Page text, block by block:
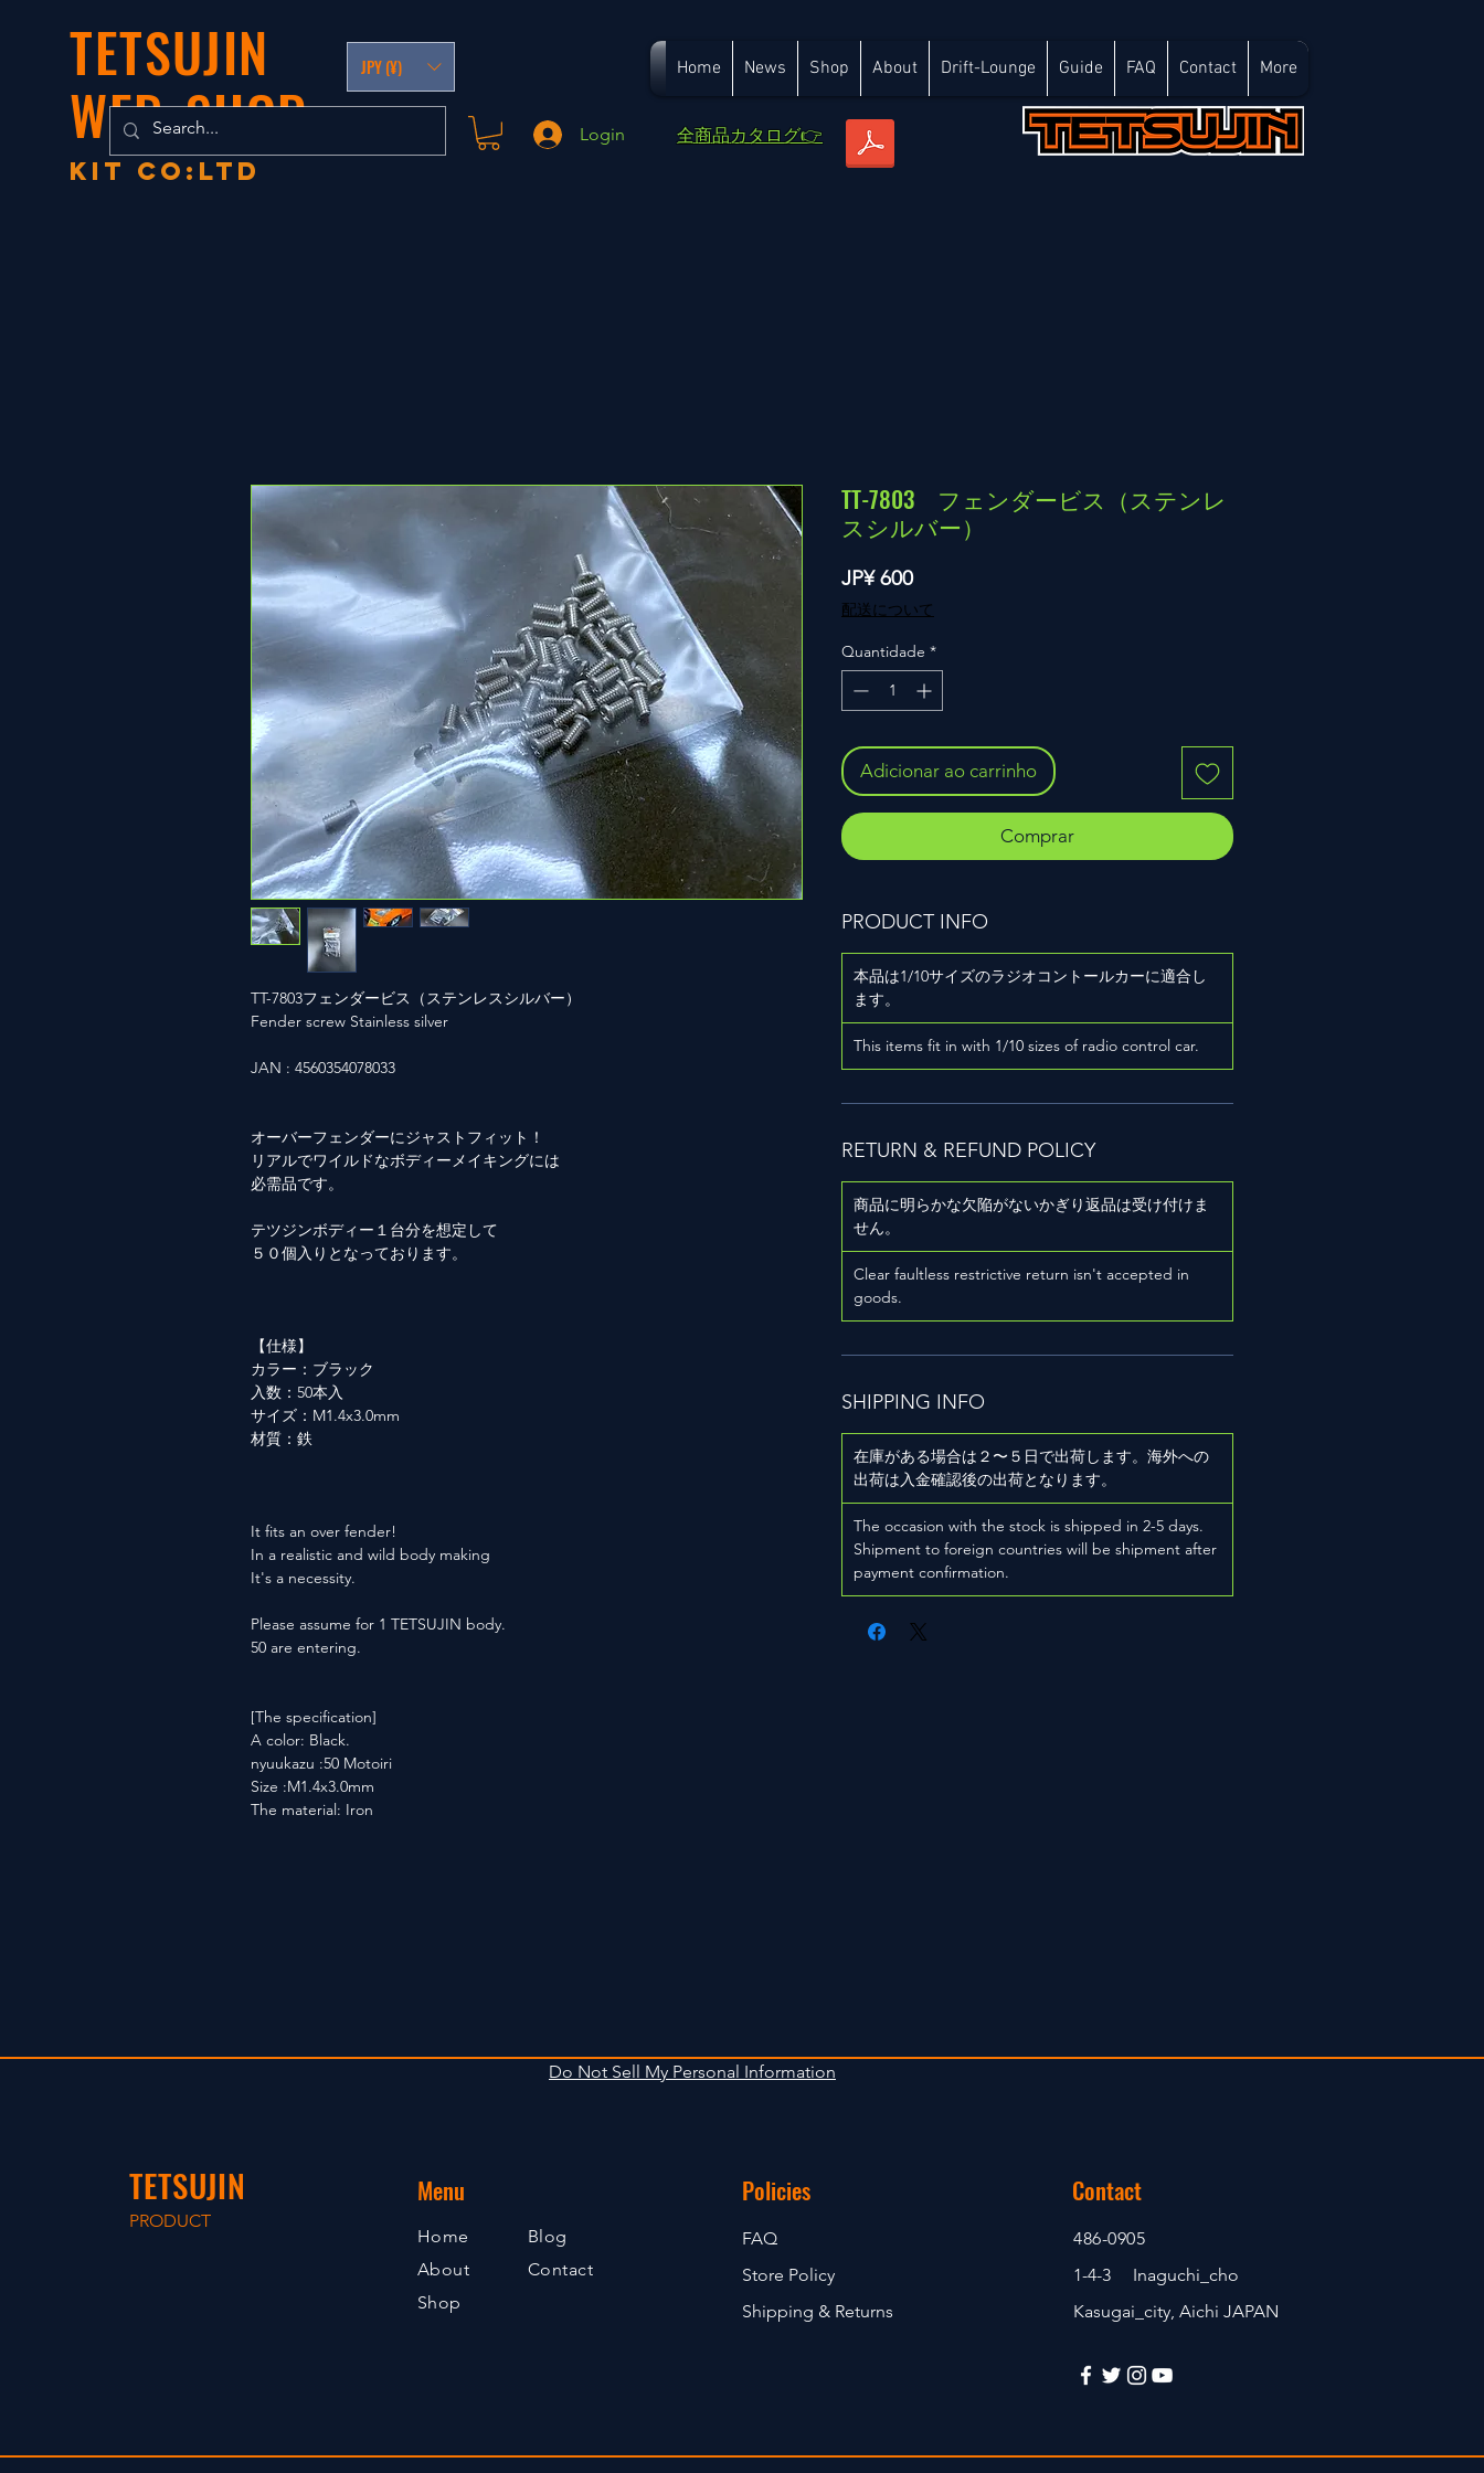
TETSUJIN
WEB-SHOP
KIT co:LTD
JPY (¥) Home News Shop About Drift-Lounge Guide FAQ Contact More
Login ​全商品カタログ👉
TT-7803フェンダービス（ステンレスシルバー）
Fender screw Stainless silver
JAN : 4560354078033
オーバーフェンダーにジャストフィット！
リアルでワイルドなボディーメイキングには
必需品です。
テツジンボディー１台分を想定して
５０個入りとなっております。
【仕様】
カラー：ブラック
入数：50本入
サイズ：M1.4x3.0mm
材質：鉄
It fits an over fender!
In a realistic and wild body making
It's a necessity.
Please assume for 1 TETSUJIN body.
50 are entering.
[The specification]
A color: Black.
nyuukazu :50 Motoiri
Size :M1.4x3.0mm
The material: Iron
TT-7803 フェンダービス（ステンレ
スシルバー）
JP¥ 600Preço
配送について
Quantidade *
Adicionar ao carrinho
Comprar
PRODUCT INFO
本品は1/10サイズのラジオコントールカーに適合し
ます。
This items fit in with 1/10 sizes of radio control car.
RETURN & REFUND POLICY
商品に明らかな欠陥がないかぎり返品は受け付けま
せん。
Clear faultless restrictive return isn't accepted in
goods.
SHIPPING INFO
在庫がある場合は２〜５日で出荷します。海外への
出荷は入金確認後の出荷となります。
The occasion with the stock is shipped in 2-5 days.
Shipment to foreign countries will be shipment after
payment confirmation.
TETSUJIN
PRODUCT
Menu
Home
About
Shop
Blog
Contact
Policies
FAQ
Store Policy
Shipping & Returns
Contact
486-0905
1-4-3 Inaguchi_cho
Kasugai_city, Aichi JAPAN
Do Not Sell My Personal Information